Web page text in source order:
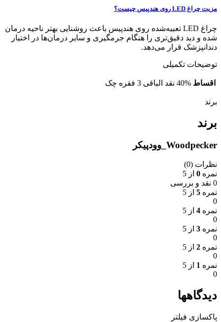
مزیت چراغ LED روی هندپیس چیست؟
چراغ LED تعبیه‌شده روی هندپیس باعث روشنایی بهتر ناحیه درمان
شده و دید دقیق‌تری را هنگام جرمگیری و سایر درمان‌ها در اختیار
دندانپزشک قرار می‌دهد.
توضیحات تکمیلی
اقساط 40% نقد الباقی 3 فقره چک
برند
برند
Woodpecker_وودپیکر
نظرات (0)
نمره 0 از 5
0 نقد و بررسی
نمره 5 از 5
0
نمره 4 از 5
0
نمره 3 از 5
0
نمره 2 از 5
0
نمره 1 از 5
0
دیدگاهها
پاکسازی فیلتر